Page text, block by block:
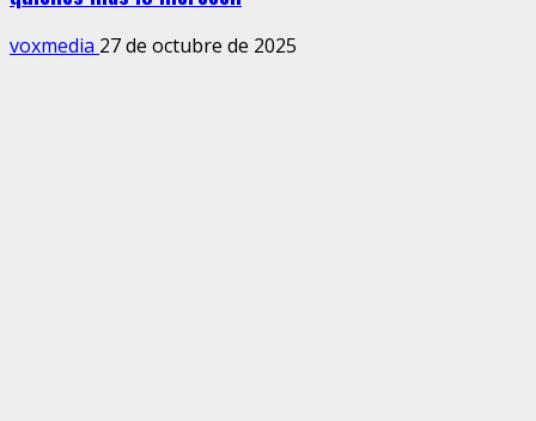
voxmedia 27 de octubre de 2025